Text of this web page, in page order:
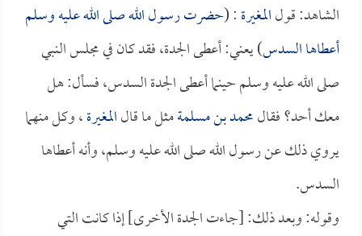
الشاهد: قولالمغيرة: (حضرت رسول الله صلى الله عليه وسلم
أعطاها السدس) يعني: أعطى الجدة، فقد كان في مجلس النبي
صلى الله عليه وسلم حينما أعطى الجدة السدس، فسأل: هل
معك أحد؟ فقالمحمد بن مسلمةمثل ما قالالمغيرة، وكل منهما
يروي ذلك عن رسول الله صلى الله عليه وسلم، وأنه أعطاها
السدس.
وقوله: وبعد ذلك: [جاءت الجدة الأخرى] إذا كانت التي